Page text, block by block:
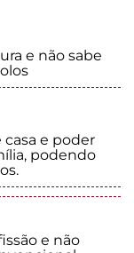
e não sabe
e poder
podendo
e não